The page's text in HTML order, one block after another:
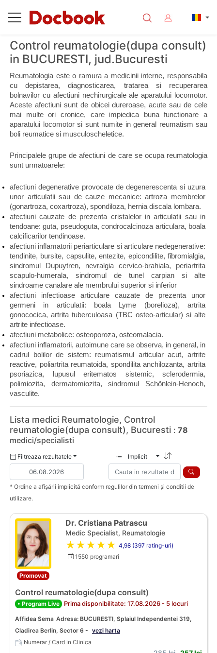
Control reumatologie(dupa consult)
in BUCURESTI, jud.Bucuresti
Reumatologia este o ramura a medicinii interne, responsabila
cu depistarea, diagnosticarea, tratarea si recuperarea
bolnavilor cu afectiuni nechirurgicale ale aparatului locomotor.
Aceste afectiuni sunt de obicei dureroase, acute sau de cele
mai multe ori cronice, care impiedica buna functionare a
aparatului locomotor si sunt numite in general reumatism sau
boli reumatice si musculoscheletice.
Principalele grupe de afectiuni de care se ocupa reumatologia
sunt urmatoarele:
afectiuni degenerative provocate de degenerescenta si uzura
unor articulatii sau de cauze mecanice: artroza membrelor
(gonartroza, coxartroza), spondiloza, hernia discala lombara.
afectiuni cauzate de prezenta cristalelor in articulatii sau in
tendoane: guta, pseudoguta, condrocalcinoza articulara, boala
calcificarilor tendinoase.
afectiuni inflamatorii periarticulare si articulare nedegenerative:
tendinite, bursite, capsulite, entezite, epicondilite, fibromialgia,
sindromul Dupuytren, nevralgia cervico-brahiala, periartrita
scapulo-humerala, sindromul de tunel carpian si alte
sindroame canalare ale membrului superior si inferior
afectiuni infectioase articulare cauzate de prezenta unor
germeni in articulatii: boala Lyme (borelioza), artrita
gonococica, artrita tuberculoasa (TBC osteo-articular) si alte
artrite infectioase.
afectiuni metabolice: osteoporoza, osteomalacia.
afectiuni inflamatorii, autoimune care se observa, in general, in
cadrul bolilor de sistem: reumatismul articular acut, artrite
reactive, poliartrita reumatoida, spondilita anchilozanta, artrita
psoriazica, lupusul eritematos sistemic, sclerodermia,
polimiozita, dermatomiozita, sindromul Schönlein-Henoch,
vasculite.
Lista medici Reumatologie, Control
reumatologie(dupa consult), Bucuresti : 78
medici/specialisti
Filtreaza rezultatele Implicit
* Ordine a afișării implicită conform regulilor din termeni și conditii de
utilizare.
Promovat
Dr. Cristiana Patrascu
Medic Specialist, Reumatologie
★★★★★ 4,98 (397 rating-uri)
1550 programari
Control reumatologie(dupa consult)
• Program Live Prima disponibilitate: 17.08.2026 - 5 locuri
Affidea Sema Adresa: BUCURESTI, Splaiul Independentei 319,
Cladirea Berlin, Sector 6 - vezi harta
Numerar / Card in Clinica